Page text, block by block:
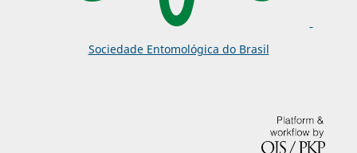
Sociedade Entomológica do Brasil